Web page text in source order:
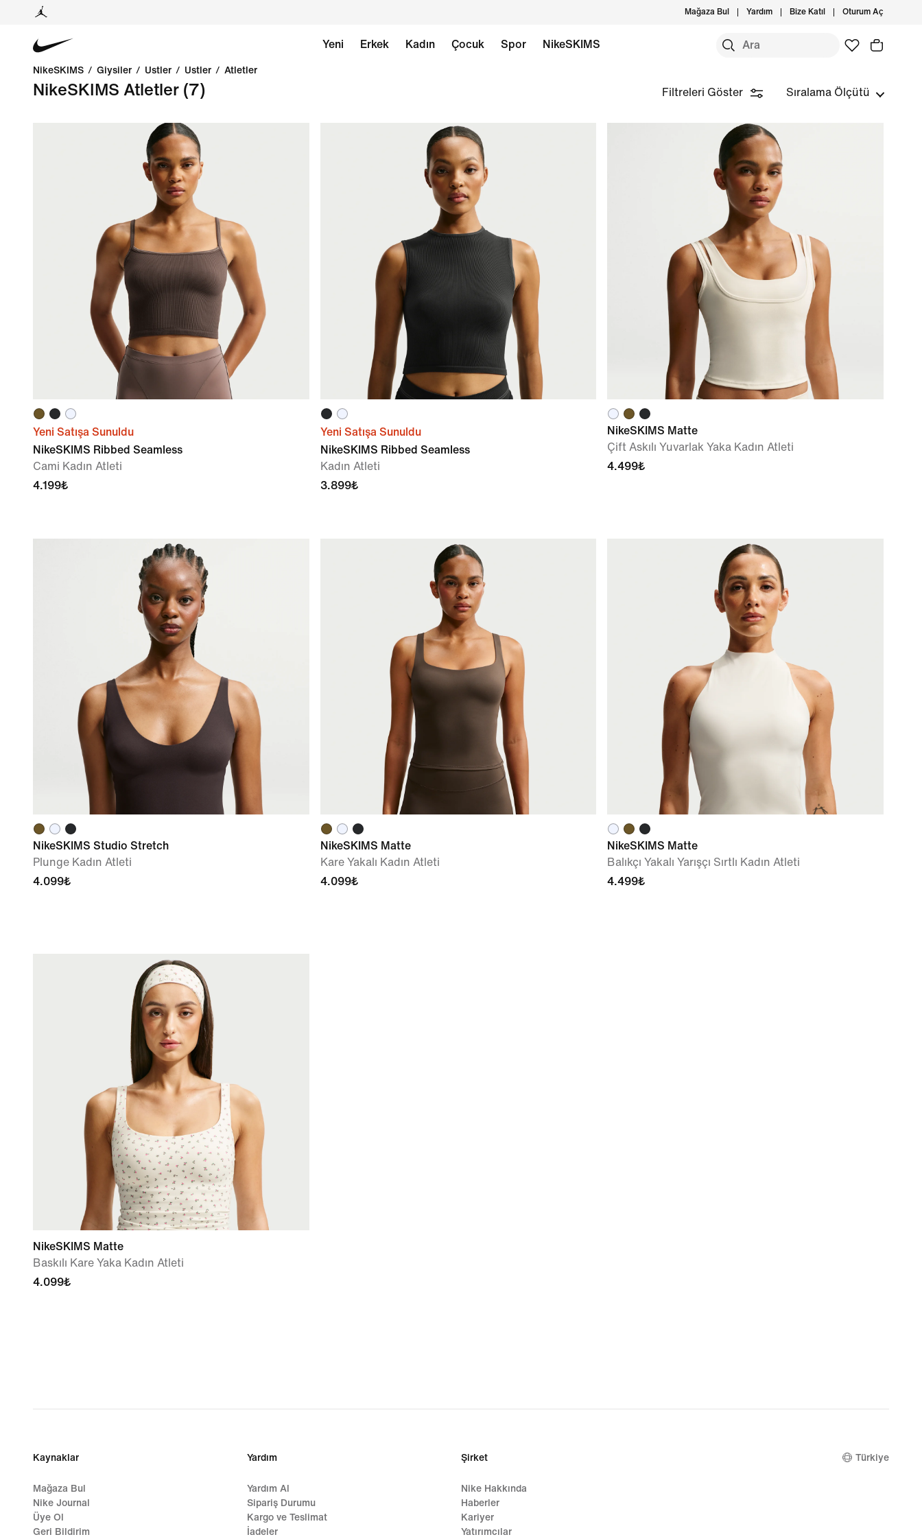
Mağaza Bul Yardım Bize Katıl Oturum Aç
Yeni Erkek Kadın Çocuk Spor NikeSKIMS
NikeSKIMS / Giysiler / Üstler / Üstler / Atletler
NikeSKIMS Atletler (7) Filtreleri Göster Sıralama Ölçütü
Yeni Satışa Sunuldu
NikeSKIMS Ribbed Seamless
Cami Kadın Atleti
4.199₺
Yeni Satışa Sunuldu
NikeSKIMS Ribbed Seamless
Kadın Atleti
3.899₺
NikeSKIMS Matte
Çift Askılı Yuvarlak Yaka Kadın Atleti
4.499₺
NikeSKIMS Studio Stretch
Plunge Kadın Atleti
4.099₺
NikeSKIMS Matte
Kare Yakalı Kadın Atleti
4.099₺
NikeSKIMS Matte
Balıkçı Yakalı Yarışçı Sırtlı Kadın Atleti
4.499₺
NikeSKIMS Matte
Baskılı Kare Yaka Kadın Atleti
4.099₺
Kaynaklar
Mağaza Bul
Nike Journal
Üye Ol
Geri Bildirim
Yardım
Yardım Al
Sipariş Durumu
Kargo ve Teslimat
İadeler
Şirket
Nike Hakkında
Haberler
Kariyer
Yatırımcılar
Türkiye